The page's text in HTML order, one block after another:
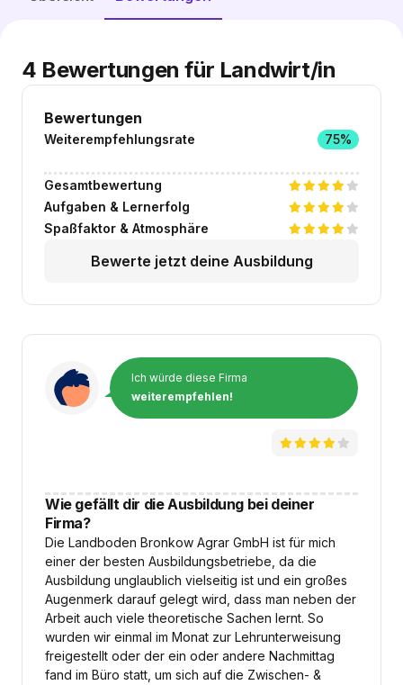
Bewertungen
Weiterempfehlungsrate 75%
Gesamtbewertung
Aufgaben & Lernerfolg
Spaßfaktor & Atmosphäre
Bewerte jetzt deine Ausbildung
4 Bewertungen für Landwirt/in
Ich würde diese Firma
weiterempfehlen!
Wie gefällt dir die Ausbildung bei deiner
Firma?
Die Landboden Bronkow Agrar GmbH ist für mich
einer der besten Ausbildungsbetriebe, da die
Ausbildung unglaublich vielseitig ist und ein großes
Augenmerk darauf gelegt wird, dass man neben der
Arbeit auch viele theoretische Sachen lernt. So
wurden wir einmal im Monat zur Lehrunterweisung
freigestellt oder der ein oder andere Nachmittag
fand im Büro statt, um sich auf die Zwischen- &